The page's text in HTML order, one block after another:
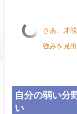
さあ、才
強みを見
自分の弱い分
い